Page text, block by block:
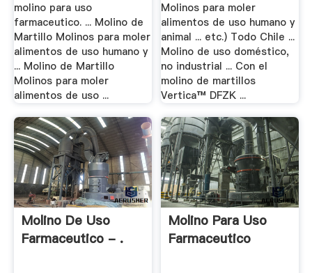
molino para uso
farmaceutico. ... Molino de
Martillo Molinos para moler
alimentos de uso humano y
... Molino de Martillo
Molinos para moler
alimentos de uso ...
Molinos para moler
alimentos de uso humano y
animal ... etc.) Todo Chile ...
Molino de uso doméstico,
no industrial ... Con el
molino de martillos
Vertica™ DFZK ...
Molino De Uso
Farmaceutico - .
Molino Para Uso
Farmaceutico